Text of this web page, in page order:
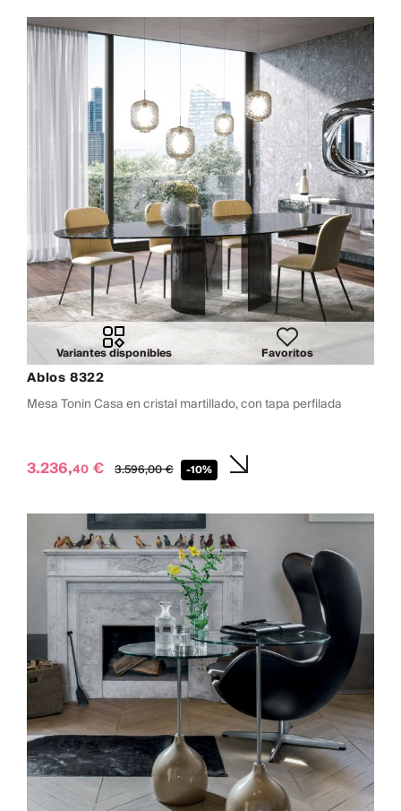
Variantes disponibles Favoritos
Ablos 8322
Mesa Tonin Casa en cristal martillado, con tapa perfilada
3.236,40 € 3.596,00€ -10%